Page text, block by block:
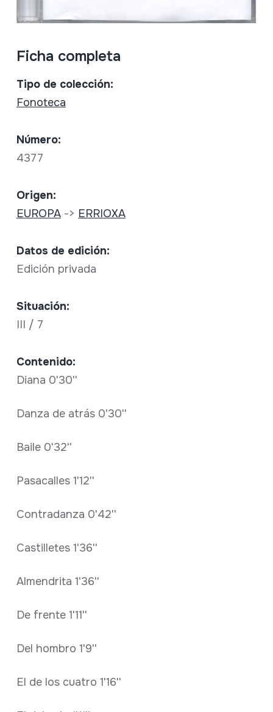
Ficha completa
Tipo de colección:
Fonoteca
Número:
4377
Origen:
EUROPA-> ERRIOXA
Datos de edición:
Edición privada
Situación:
III / 7
Contenido:
Diana 0'30''
Danza de atrás 0'30''
Baile 0'32''
Pasacalles 1'12''
Contradanza 0'42''
Castilletes 1'36''
Almendrita 1'36''
De frente 1'11''
Del hombro 1'9''
El de los cuatro 1'16''